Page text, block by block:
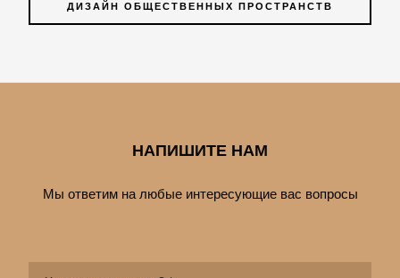
ДИЗАЙН ОБЩЕСТВЕННЫХ ПРОСТРАНСТВ
НАПИШИТЕ НАМ
Мы ответим на любые интересующие вас вопросы